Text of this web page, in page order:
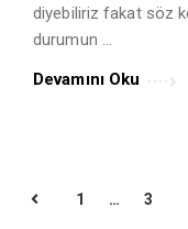
diyebiliriz fakat söz
durumun …
Devamını Oku
1 … 3